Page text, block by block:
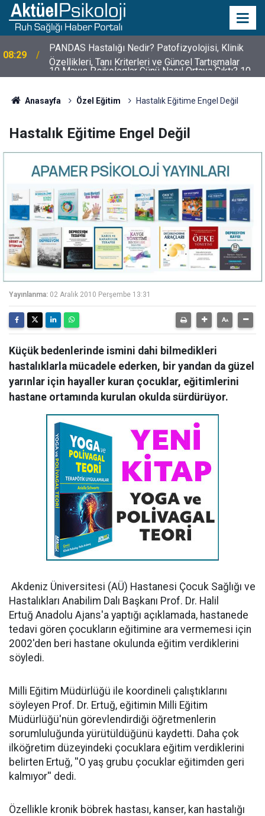
10:30
10 Mayıs Psikologlar Günü Nasıl Ortaya Çıktı? 10
Mayıs Tarihinin Hikayesi
Anasayfa Özel Eğitim Hastalık Eğitime Engel Değil
Hastalık Eğitime Engel Değil
Yayınlanma: 02 Aralık 2010 Perşembe 13:31
Küçük bedenlerinde ismini dahi bilmedikleri
hastalıklarla mücadele ederken, bir yandan da güzel
yarınlar için hayaller kuran çocuklar, eğitimlerini
hastane ortamında kurulan okulda sürdürüyor.
Akdeniz Üniversitesi (AÜ) Hastanesi Çocuk Sağlığı ve
Hastalıkları Anabilim Dalı Başkanı Prof. Dr. Halil
Ertuğ Anadolu Ajans'a yaptığı açıklamada, hastanede
tedavi gören çocukların eğitimine ara vermemesi için
2002'den beri hastane okulunda eğitim verdiklerini
söyledi.
Milli Eğitim Müdürlüğü ile koordineli çalıştıklarını
söyleyen Prof. Dr. Ertuğ, eğitimin Milli Eğitim
Müdürlüğü'nün görevlendirdiği öğretmenlerin
sorumluluğunda yürütüldüğünü kaydetti. Daha çok
ilköğretim düzeyindeki çocuklara eğitim verdiklerini
belirten Ertuğ, ''O yaş grubu çocuklar eğitimden geri
kalmıyor'' dedi.
Özellikle kronik böbrek hastası, kanser, kan hastalığı